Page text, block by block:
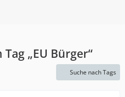
„EU Bürger“
Suche nach Tags